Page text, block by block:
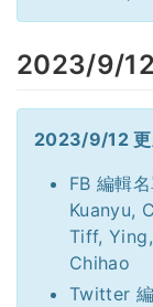
2023/9/12
2023/9/12
FB 編輯
Kuanyu,
Tiff,
Chihao
Twitter